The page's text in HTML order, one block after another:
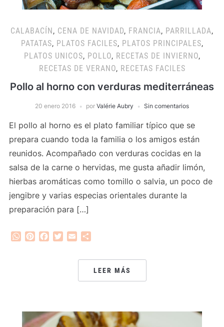
CALABACÍN, CENA DE NAVIDAD, FRANCIA, PARRILLADA,
PATATAS, PLATOS FACILES, PLATOS PRINCIPALES,
PLATOS UNICOS, POLLO, RECETAS DE INVIERNO,
RECETAS DE VERANO, RECETAS FACILES
Pollo al horno con verduras mediterráneas
20 enero 2016 por Valérie Aubry Sin comentarios
El pollo al horno es el plato familiar típico que se
prepara cuando toda la familia o los amigos están
reunidos. Acompañado con verduras cocidas en la
salsa de la carne o hervidas, me gusta añadir limón,
hierbas aromáticas como tomillo o salvia, un poco de
jengibre y varias especias orientales durante la
preparación para […]
WhatsApp
PinterestFacebook
Twitter
Email
LEER MÁS